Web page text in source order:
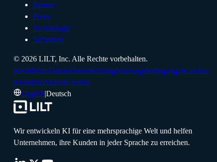
Partner
Preise
Technologie
Sicherheit
© 2026 LILT, Inc. Alle Rechte vorbehalten.
RechtlichesDatenschutzerklärungNutzungsbedingungenCookie-
RichtlinieAktuelle Seiten
English|Deutsch
Wir entwickeln KI für eine mehrsprachige Welt und helfen
Unternehmen, ihre Kunden in jeder Sprache zu erreichen.